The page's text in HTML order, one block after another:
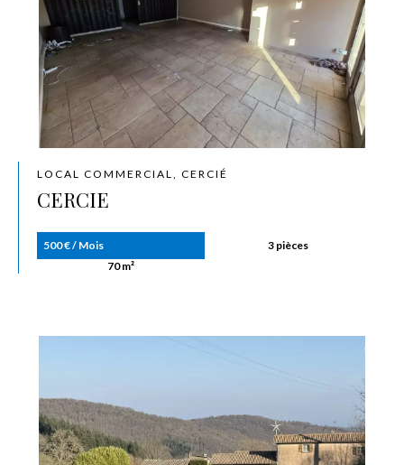
LOCAL COMMERCIAL, CERCIÉ
CERCIE
500 € / Mois
3 pièces
70 m²